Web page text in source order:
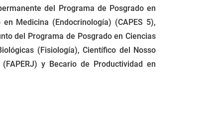
del Programa de Posgrado en
Medicina (Endocrinología) (CAPES 5),
del Programa de Posgrado en Ciencias
(Fisiología), Científico del Nosso
y Becario de Productividad en